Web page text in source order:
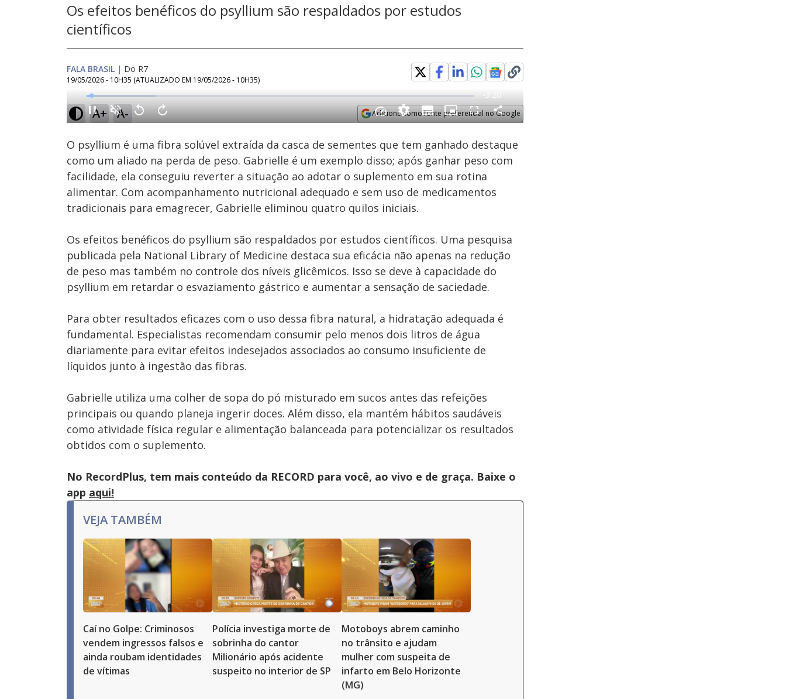
Os efeitos benéficos do psyllium são respaldados por estudos
científicos
FALA BRASIL | Do R7
19/05/2026 - 10H35 (ATUALIZADO EM 19/05/2026 - 10H35)
A+ A- Adicione como fonte preferencial no Google
Ativar
Som
Loaded:
17.75%
Velocidade
O psyllium é uma fibra solúvel extraída da casca de sementes que tem ganhado destaque
como um aliado na perda de peso. Gabrielle é um exemplo disso; após ganhar peso com
facilidade, ela conseguiu reverter a situação ao adotar o suplemento em sua rotina
alimentar. Com acompanhamento nutricional adequado e sem uso de medicamentos
tradicionais para emagrecer, Gabrielle eliminou quatro quilos iniciais.
Os efeitos benéficos do psyllium são respaldados por estudos científicos. Uma pesquisa
publicada pela National Library of Medicine destaca sua eficácia não apenas na redução
de peso mas também no controle dos níveis glicêmicos. Isso se deve à capacidade do
psyllium em retardar o esvaziamento gástrico e aumentar a sensação de saciedade.
Para obter resultados eficazes com o uso dessa fibra natural, a hidratação adequada é
fundamental. Especialistas recomendam consumir pelo menos dois litros de água
diariamente para evitar efeitos indesejados associados ao consumo insuficiente de
líquidos junto à ingestão das fibras.
Gabrielle utiliza uma colher de sopa do pó misturado em sucos antes das refeições
principais ou quando planeja ingerir doces. Além disso, ela mantém hábitos saudáveis
como atividade física regular e alimentação balanceada para potencializar os resultados
obtidos com o suplemento.
No RecordPlus, tem mais conteúdo da RECORD para você, ao vivo e de graça. Baixe o
app aqui!
VEJA TAMBÉM
Caí no Golpe: Criminosos
vendem ingressos falsos e
ainda roubam identidades
de vítimas
Polícia investiga morte de
sobrinha do cantor
Milionário após acidente
suspeito no interior de SP
Motoboys abrem caminho
no trânsito e ajudam
mulher com suspeita de
infarto em Belo Horizonte
(MG)